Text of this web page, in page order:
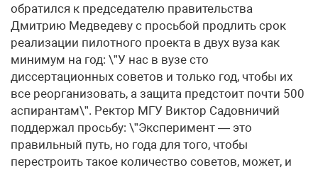
обратился к председателю правительства
Дмитрию Медведеву с просьбой продлить срок
реализации пилотного проекта в двух вуза как
минимум на год: \”У нас в вузе сто
диссертационных советов и только год, чтобы их
все реорганизовать, а защита предстоит почти 500
аспирантам\”. Ректор МГУ Виктор Садовничий
поддержал просьбу: \”Эксперимент — это
правильный путь, но года для того, чтобы
перестроить такое количество советов, может, и